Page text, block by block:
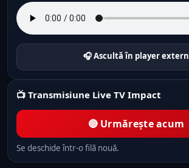
🎧 Ascultă în player extern
📺 Transmisiune Live TV Impact
🔴 Urmărește acum
Se deschide într-o filă nouă.